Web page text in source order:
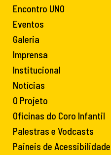
Encontro UNO
Eventos
Galeria
Imprensa
Institucional
Notícias
O Projeto
Oficinas do Coro Infantil
Palestras e Vodcasts
Paineis de